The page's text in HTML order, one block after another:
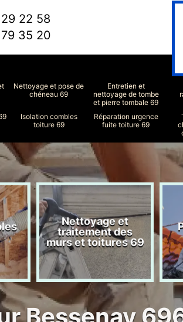
22 58
35 20
Nettoyage et pose de
chéneau 69
Entretien et
nettoyage de tombe
et pierre tombale 69
Isolation combles
toiture 69
Réparation urgence
fuite toiture 69
Nettoyage et
traitement des
murs et toitures 69
Bessenay